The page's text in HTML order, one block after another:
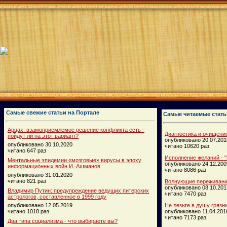
Самые свежие статьи на Портале
Арцах: взамоприемлемое решение конфликта есть -
пойдут ли на этот вариант?
опубликовано 30.10.2020
читано 647 раз
Ментальные эпидемии «мозговые» вирусы в эпоху
информационных войн И. Ашманов
опубликовано 31.01.2020
читано 821 раз
Владимир Путин: предупреждение ведущих питерских
астрологов, составленное в 1999 году
опубликовано 12.05.2019
читано 1018 раз
Два типа социализма - что выбираете вы?
Самые читаемые
Диагностика и
опубликовано
читано 10620 раз
Исполнение желаний -
опубликовано
читано 8086 раз
Волнующие
опубликовано
читано 7470 раз
Не лезьте в душу
опубликовано
читано 7173 раз